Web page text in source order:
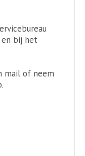
en bij het
mail of neem